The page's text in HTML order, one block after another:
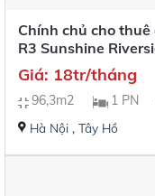
Chính chủ cho
R3 Sunshine
Giá: 18tr/tháng
96,3m2 1 PN
Hà Nội, Tây Hồ